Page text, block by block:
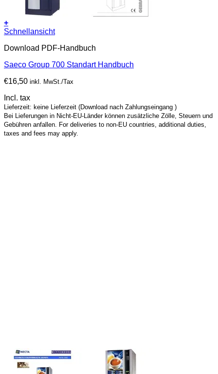
+
Schnellansicht
Download PDF-Handbuch
Saeco Group 700 Standart Handbuch
€16,50 inkl. MwSt./Tax
Incl. tax
Lieferzeit: keine Lieferzeit (Download nach Zahlungseingang )
Bei Lieferungen in Nicht-EU-Länder können zusätzliche Zölle, Steuern und
Gebühren anfallen. For deliveries to non-EU countries, additional duties,
taxes and fees may apply.